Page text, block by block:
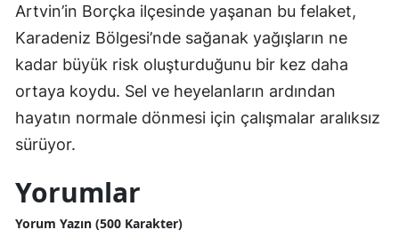
Yozgat
Zonguldak
Aksaray
Artvin’in Borçka ilçesinde yaşanan bu felaket,
Karadeniz Bölgesi’nde sağanak yağışların ne
kadar büyük risk oluşturduğunu bir kez daha
ortaya koydu. Sel ve heyelanların ardından
hayatın normale dönmesi için çalışmalar aralıksız
sürüyor.
Yorumlar
Yorum Yazın (500 Karakter)